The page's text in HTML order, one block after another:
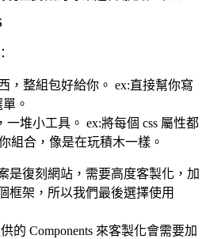
，整組包好給你。 ex:直接幫你寫
。
一堆小工具。 ex:將每個 css 屬性都
組合，像是在玩積木一樣。
是復刻網站，需要高度客製化，加
框架，所以我們最後選擇使用
的 Components 來客製化會需要加